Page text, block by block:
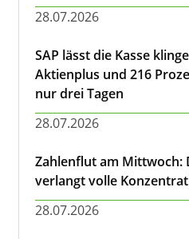
28.07.2026
SAP lässt die Kasse
Aktienplus und 216
nur drei Tagen
28.07.2026
Zahlenflut am Mittwoch:
verlangt volle
28.07.2026